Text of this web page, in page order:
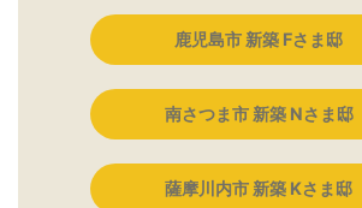
鹿児島市 新築 Fさま邸
南さつま市 新築 Nさま邸
薩摩川内市 新築 Kさま邸